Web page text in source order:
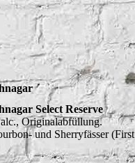
Select Reserve
Originalabfüllung.
und Sherryfässer (First